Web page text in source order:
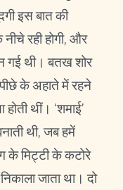
इस बात की
रही होगी, और
थी। बतख शोर
के अहाते में रहने
थीं। ‘शमाई’
थी, जब हमें
के मिट्टी के कटोरे
जाता था। दो